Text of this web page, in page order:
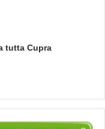
tutta Cupra